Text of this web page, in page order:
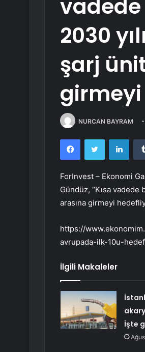
2030
şarj
girmeyi
NURCAN BAYRAM
FacebookTwitter
ForInvest – Ekonomi
Gündüz, “Kısa vadede
arasına girmeyi
https://
avrupada-ilk-10u-
İlgili Makaleler
İşte